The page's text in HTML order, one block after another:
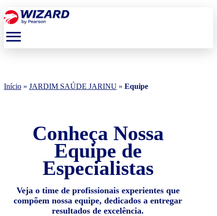
menu
Início » JARDIM SAÚDE JARINU » Equipe
Conheça Nossa
Equipe de
Especialistas
Veja o time de profissionais experientes que
compõem nossa equipe, dedicados a entregar
resultados de excelência.